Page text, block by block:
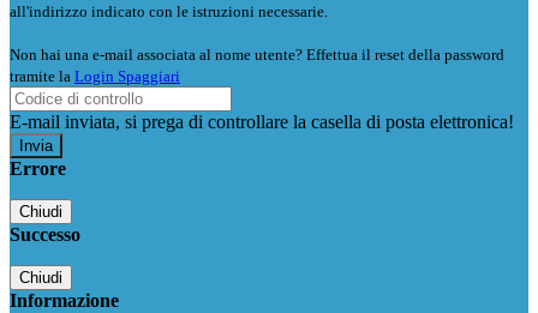
all'indirizzo indicato con le istruzioni necessarie.
Non hai una e-mail associata al nome utente? Effettua il reset della password
tramite la Login Spaggiari
E-mail inviata, si prega di controllare la casella di posta elettronica!
Errore
Chiudi
Successo
Chiudi
Informazione